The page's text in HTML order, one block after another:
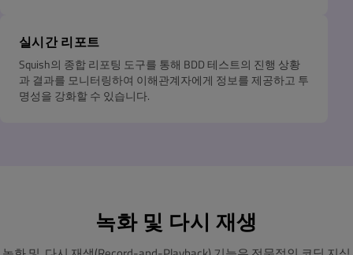
실시간 리포트
Squish의 종합 리포팅 도구를 통해 BDD 테스트의 진행 상황
과 결과를 모니터링하여 이해관계자에게 정보를 제공하고 투
명성을 강화할 수 있습니다.
녹화 및 다시 재생